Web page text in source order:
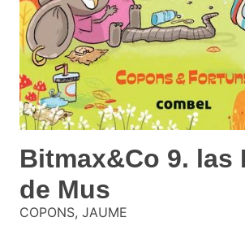
Bitmax&Co 9. las
de Mus
COPONS, JAUME